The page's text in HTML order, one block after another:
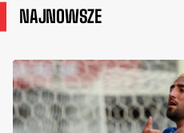
NAJNOWSZE